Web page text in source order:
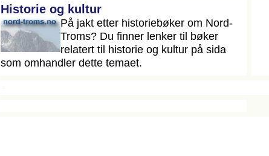
Historie og kultur
På jakt etter historiebøker om Nord-
Troms? Du finner lenker til bøker
relatert til historie og kultur på sida
som omhandler dette temaet.